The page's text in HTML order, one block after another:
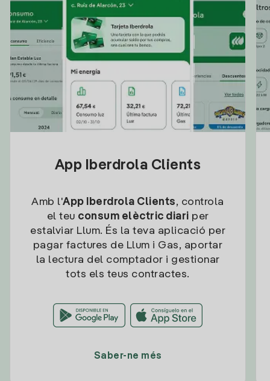
App Iberdrola Clients
Amb l'App Iberdrola Clients, controla
el teu consum elèctric diari per
estalviar Llum. És la teva aplicació per
pagar factures de Llum i Gas, aportar
la lectura del comptador i gestionar
tots els teus contractes.
Saber-ne més